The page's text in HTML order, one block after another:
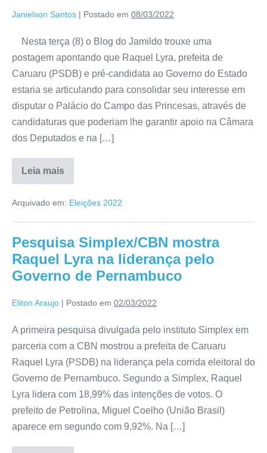
Janielson Santos | Postado em 08/03/2022
Nesta terça (8) o Blog do Jamildo trouxe uma
postagem apontando que Raquel Lyra, prefeita de
Caruaru (PSDB) e pré-candidata ao Governo do Estado
estaria se articulando para consolidar seu interesse em
disputar o Palácio do Campo das Princesas, através de
candidaturas que poderiam lhe garantir apoio na Câmara
dos Deputados e na […]
Leia mais
Arquivado em: Eleições 2022
Pesquisa Simplex/CBN mostra
Raquel Lyra na liderança pelo
Governo de Pernambuco
Eliton Araujo | Postado em 02/03/2022
A primeira pesquisa divulgada pelo instituto Simplex em
parceria com a CBN mostrou a prefeita de Caruaru
Raquel Lyra (PSDB) na liderança pela corrida eleitoral do
Governo de Pernambuco. Segundo a Simplex, Raquel
Lyra lidera com 18,99% das intenções de votos. O
prefeito de Petrolina, Miguel Coelho (União Brasil)
aparece em segundo com 9,92%. Na […]